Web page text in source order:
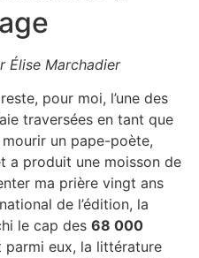
Élise Marchadier
reste, pour moi, l’une des
traversées en tant que
un pape-poète,
a produit une moisson de
ma prière vingt ans
de l’édition, la
le cap des 68 000
parmi eux, la littérature